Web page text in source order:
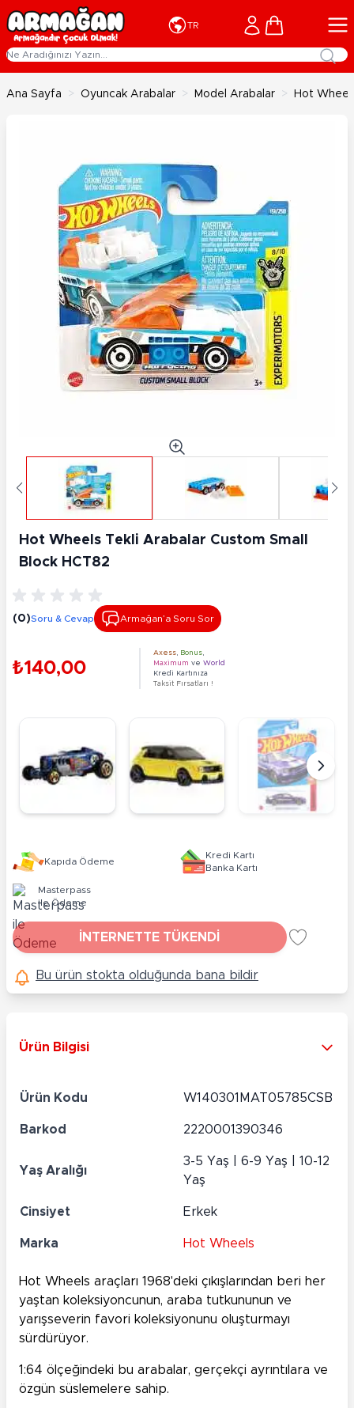
İçeriğe geç
TR Cart
Ana Sayfa > Oyuncak Arabalar > Model Arabalar > Hot
Hot Wheels Tekli Arabalar Custom Small
Block HCT82
(0)Soru & Cevap Armağan’a Soru Sor
₺140,00
Axess Bonus
Maximum ve World
Kredi Kartınıza
Taksit Fırsatları !
Kapıda Ödeme
Kredi Kartı
Banka Kartı
Masterpass
ile Ödeme
İNTERNETTE TÜKENDİ
Bu ürün stokta olduğunda bana bildir
Ürün Bilgisi
Ürün Kodu W140301MAT05785CSB
Barkod 2220001390346
Yaş Aralığı
3-5 Yaş | 6-9 Yaş | 10-12
Yaş
Cinsiyet Erkek
Marka Hot Wheels
Hot Wheels araçları 1968'deki çıkışlarından beri her
yaştan koleksiyoncunun, araba tutkununun ve
yarışseverin favori koleksiyonunu oluşturmayı
sürdürüyor.
1:64 ölçeğindeki bu arabalar, gerçekçi ayrıntılara ve
özgün süslemelere sahip.